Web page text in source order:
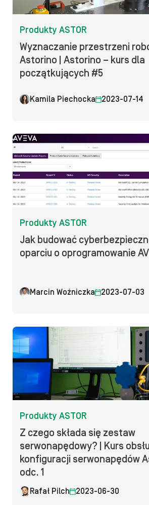
Produkty ASTOR
Wyznaczanie przestrzeni
Astorino | Astorino – kurs dla
początkujących #5
Kamila Piechocka 2023-07-14
Produkty ASTOR
Jak budować
oparciu o oprogramowanie
Marcin Woźniczka 2023-07-03
Produkty ASTOR
Z czego składa się zestaw
serwonapędowy? | Kurs
konfiguracji serwonapędów
odc. 1
Rafał Pilch 2023-06-30